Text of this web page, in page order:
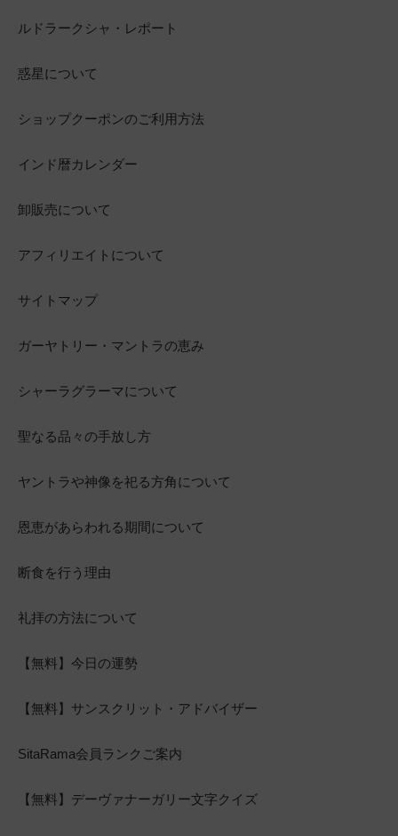
ルドラークシャ・レポート
惑星について
ショップクーポンのご利用方法
インド暦カレンダー
卸販売について
アフィリエイトについて
サイトマップ
ガーヤトリー・マントラの恵み
シャーラグラーマについて
聖なる品々の手放し方
ヤントラや神像を祀る方角について
恩恵があらわれる期間について
断食を行う理由
礼拝の方法について
【無料】今日の運勢
【無料】サンスクリット・アドバイザー
SitaRama会員ランクご案内
【無料】デーヴァナーガリー文字クイズ